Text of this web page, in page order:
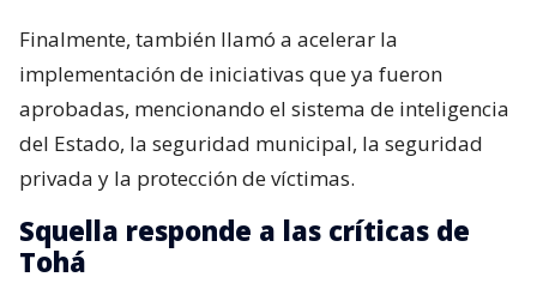
Finalmente, también llamó a acelerar la
implementación de iniciativas que ya fueron
aprobadas, mencionando el sistema de inteligencia
del Estado, la seguridad municipal, la seguridad
privada y la protección de víctimas.
Squella responde a las críticas de
Tohá